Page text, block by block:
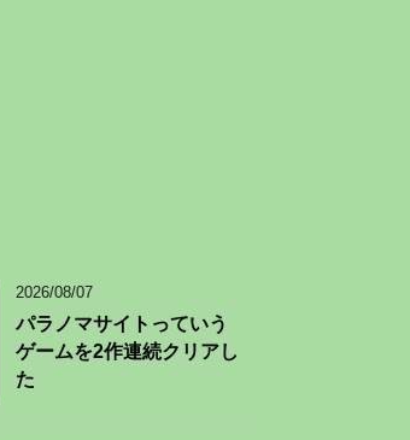
2026/08/07
パラノマサイトっていう
ゲームを2作連続クリアし
た